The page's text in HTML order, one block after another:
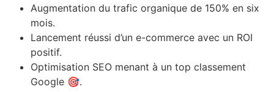
Augmentation du trafic organique de 150% en six
mois.
Lancement réussi d’un e-commerce avec un ROI
positif.
Optimisation SEO menant à un top classement
Google 🎯.